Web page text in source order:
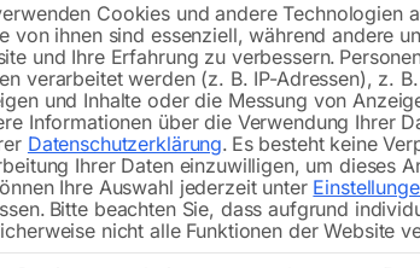
🔍
1 Stk. Packung – SB
Cookies und andere Technologien
von ihnen sind essenziell, während andere
und Ihre Erfahrung zu verbessern.
verarbeitet werden (z. B. IP-Adressen), z.
und Inhalte oder die Messung von
Informationen über die Verwendung Ihrer
Datenschutzerklärung. Es besteht keine
Ihrer Daten einzuwilligen, um dieses
Ihre Auswahl jederzeit unter
Bitte beachten Sie, dass aufgrund
nicht alle Funktionen der Website